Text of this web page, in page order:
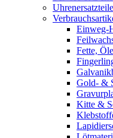
Einweg-
Fette,
Gold- &
Kitte &